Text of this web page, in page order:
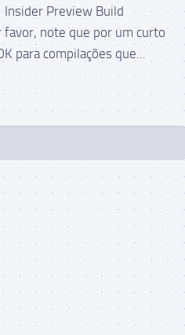
Insider Preview Build
favor, note que por um curto
para compilações que...